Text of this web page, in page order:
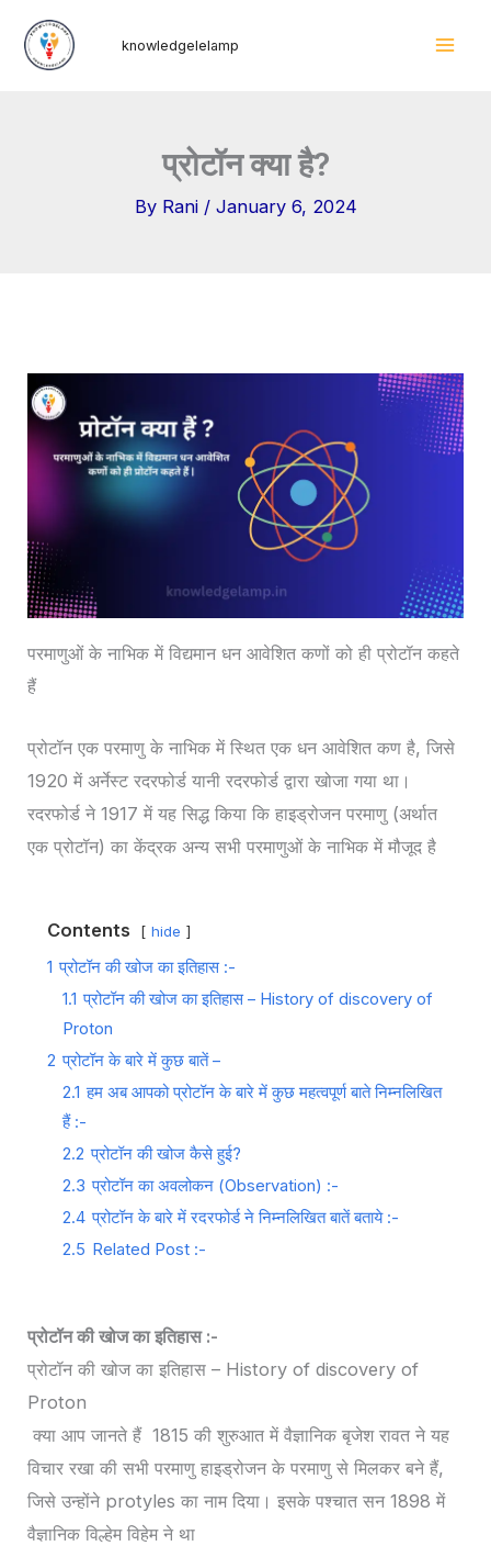
knowledgelelamp
प्रोटॉन क्या है?
By Rani / January 6, 2024
परमाणुओं के नाभिक में विद्यमान धन आवेशित कणों को ही प्रोटॉन कहते
हैं
प्रोटॉन एक परमाणु के नाभिक में स्थित एक धन आवेशित कण है, जिसे
1920 में अर्नेस्ट रदरफोर्ड यानी रदरफोर्ड द्वारा खोजा गया था।
रदरफोर्ड ने 1917 में यह सिद्ध किया कि हाइड्रोजन परमाणु (अर्थात
एक प्रोटॉन) का केंद्रक अन्य सभी परमाणुओं के नाभिक में मौजूद है
Contents hide
1 प्रोटॉन की खोज का इतिहास :-
1.1 प्रोटॉन की खोज का इतिहास – History of discovery of
Proton
2 प्रोटॉन के बारे में कुछ बातें –
2.1 हम अब आपको प्रोटॉन के बारे में कुछ महत्वपूर्ण बाते निम्नलिखित
हैं :-
2.2 प्रोटॉन की खोज कैसे हुई?
2.3 प्रोटॉन का अवलोकन (Observation) :-
2.4 प्रोटॉन के बारे में रदरफोर्ड ने निम्नलिखित बातें बताये :-
2.5 Related Post :-
प्रोटॉन की खोज का इतिहास :-
प्रोटॉन की खोज का इतिहास – History of discovery of
Proton
क्या आप जानते हैं 1815 की शुरुआत में वैज्ञानिक बृजेश रावत ने यह
विचार रखा की सभी परमाणु हाइड्रोजन के परमाणु से मिलकर बने हैं,
जिसे उन्होंने protyles का नाम दिया। इसके पश्चात सन 1898 में
वैज्ञानिक विल्हेम विहेम ने था